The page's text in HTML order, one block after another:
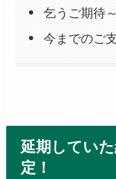
乞うご期待
今までのご
延期してい
定！